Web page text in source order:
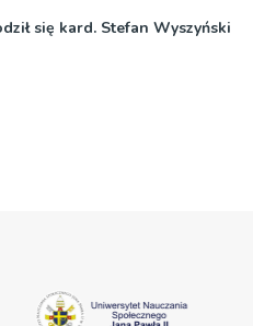
się kard. Stefan Wyszyński